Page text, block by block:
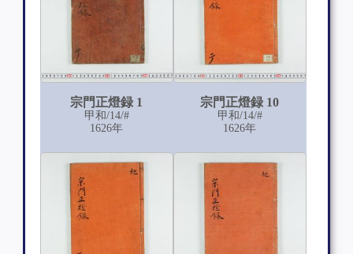
宗門正燈録 1
甲和/14/#
1626年
宗門正燈録 10
甲和/14/#
1626年